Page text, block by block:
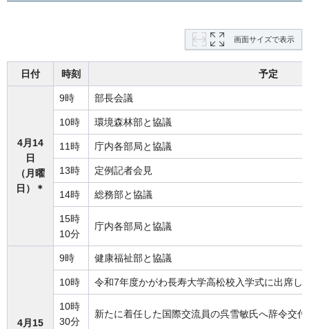
画面サイズで表示
日付 時刻 予定
4月14
日
（月曜
日）＊
9時 部長会議
10時 環境森林部と協議
11時 庁内各部局と協議
13時 定例記者会見
14時 総務部と協議
15時
10分
庁内各部局と協議
4月15
9時 健康福祉部と協議
10時 令和7年度かがわ長寿大学高松校入学式に出席し
10時
30分
新たに着任した国際交流員の呉雪敏氏へ辞令交付